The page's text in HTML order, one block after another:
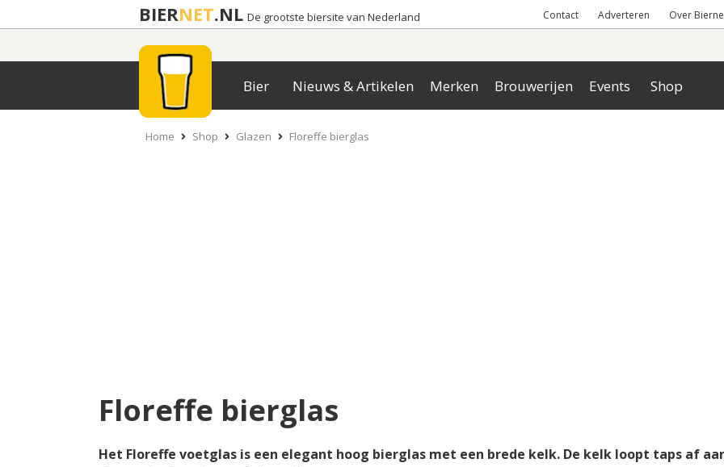
BIERNET.NL De grootste biersite van Nederland Contact Adverteren Over
Bier Nieuws & Artikelen Merken Brouwerijen Events Shop
Home Shop Glazen Floreffe bierglas
Floreffe bierglas
Het Floreffe voetglas is een elegant hoog bierglas met een brede kelk. De kelk loopt taps af